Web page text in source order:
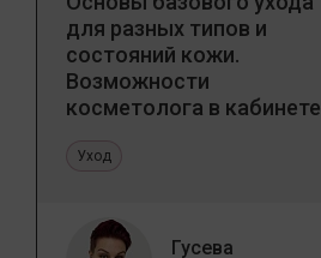
для разных типов и
состояний кожи.
Возможности
косметолога в кабинете
Уход
Гусева